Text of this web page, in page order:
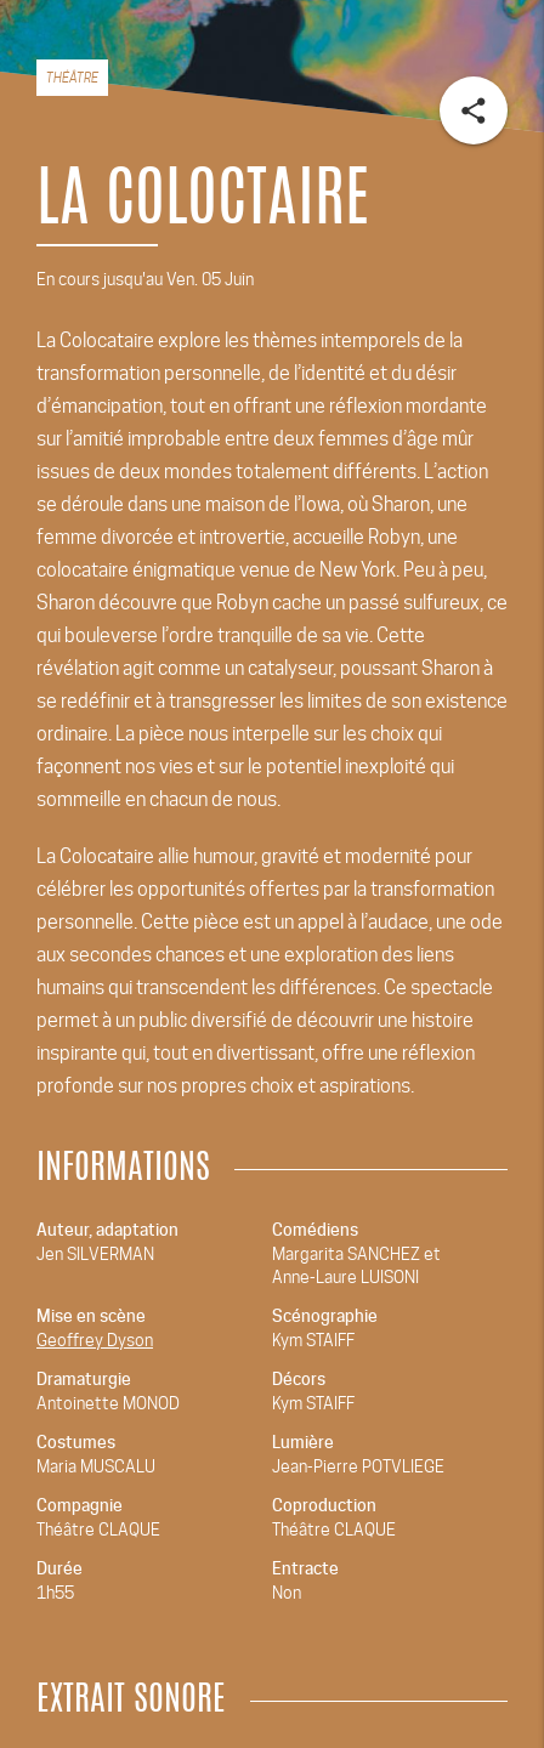
THÉÂTRE
share
LA COLOCTAIRE
En cours jusqu'au Ven. 05 Juin
La Colocataire explore les thèmes intemporels de la
transformation personnelle, de l’identité et du désir
d’émancipation, tout en offrant une réflexion mordante
sur l’amitié improbable entre deux femmes d’âge mûr
issues de deux mondes totalement différents. L’action
se déroule dans une maison de l’Iowa, où Sharon, une
femme divorcée et introvertie, accueille Robyn, une
colocataire énigmatique venue de New York. Peu à peu,
Sharon découvre que Robyn cache un passé sulfureux, ce
qui bouleverse l’ordre tranquille de sa vie. Cette
révélation agit comme un catalyseur, poussant Sharon à
se redéfinir et à transgresser les limites de son existence
ordinaire. La pièce nous interpelle sur les choix qui
façonnent nos vies et sur le potentiel inexploité qui
sommeille en chacun de nous.
La Colocataire allie humour, gravité et modernité pour
célébrer les opportunités offertes par la transformation
personnelle. Cette pièce est un appel à l’audace, une ode
aux secondes chances et une exploration des liens
humains qui transcendent les différences. Ce spectacle
permet à un public diversifié de découvrir une histoire
inspirante qui, tout en divertissant, offre une réflexion
profonde sur nos propres choix et aspirations.
INFORMATIONS
Auteur, adaptation
Jen SILVERMAN
Comédiens
Margarita SANCHEZ et
Anne-Laure LUISONI
Mise en scène
Geoffrey Dyson
Scénographie
Kym STAIFF
Dramaturgie
Antoinette MONOD
Décors
Kym STAIFF
Costumes
Maria MUSCALU
Lumière
Jean-Pierre POTVLIEGE
Compagnie
Théâtre CLAQUE
Coproduction
Théâtre CLAQUE
Durée
1h55
Entracte
Non
EXTRAIT SONORE